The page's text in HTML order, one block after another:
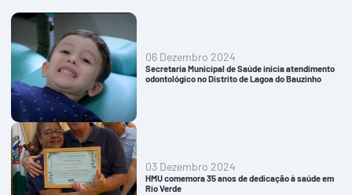
06 Dezembro 2024
Secretaria Municipal de Saúde inicia atendimento
odontológico no Distrito de Lagoa do Bauzinho
03 Dezembro 2024
HMU comemora 35 anos de dedicação à saúde em
Rio Verde